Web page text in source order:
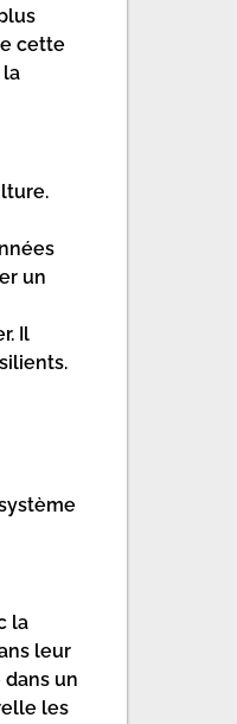
cette
la
un
Il
la
leur
un
les